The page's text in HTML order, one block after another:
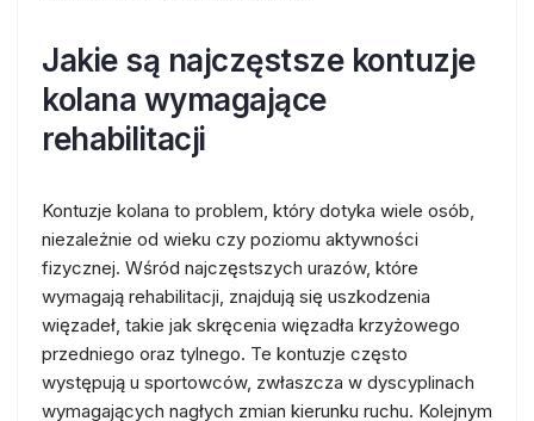
Jakie są najczęstsze kontuzje
kolana wymagające
rehabilitacji
Kontuzje kolana to problem, który dotyka wiele osób,
niezależnie od wieku czy poziomu aktywności
fizycznej. Wśród najczęstszych urazów, które
wymagają rehabilitacji, znajdują się uszkodzenia
więzadeł, takie jak skręcenia więzadła krzyżowego
przedniego oraz tylnego. Te kontuzje często
występują u sportowców, zwłaszcza w dyscyplinach
wymagających nagłych zmian kierunku ruchu. Kolejnym